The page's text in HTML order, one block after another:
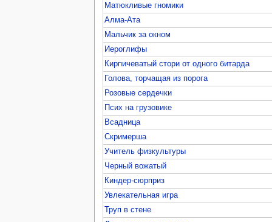
Матюкливые гномики
Алма-Ата
Мальчик за окном
Иероглифы
Кирпичеватый стори от одного битарда
Голова, торчащая из порога
Розовые сердечки
Псих на грузовике
Всадница
Скримерша
Учитель физкультуры
Черный вожатый
Киндер-сюрприз
Увлекательная игра
Труп в стене